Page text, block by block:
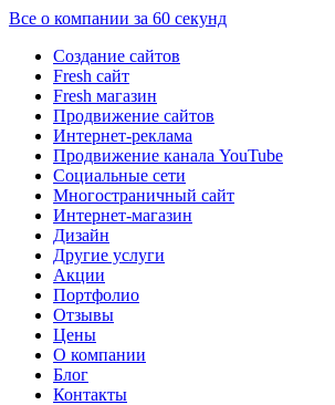
Все о компании за 60 секунд
Создание сайтов
Fresh сайт
Fresh магазин
Продвижение сайтов
Интернет-реклама
Продвижение канала YouTube
Социальные сети
Многостраничный сайт
Интернет-магазин
Дизайн
Другие услуги
Акции
Портфолио
Отзывы
Цены
О компании
Блог
Контакты